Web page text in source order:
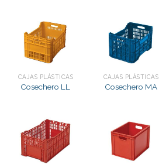
CAJAS PLÁSTICAS
Cosechero LL
CAJAS PLÁSTICAS
Cosechero MA